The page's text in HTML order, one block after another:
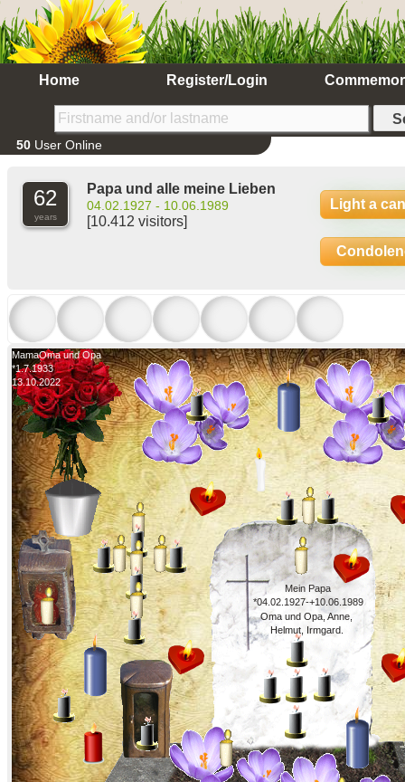
Home Register/Login
50 User Online
62
years
Papa und alle meine Lieben
04.02.1927 - 10.06.1989
[10.412 visitors]
Light a
Mein Papa
*04.02.1927-+10.06.1989
Oma und Opa
Oma und Opa
Oma und Opa, Anne,
Helmut, Irmgard.
Mama
*1.7.1933
13.10.2022